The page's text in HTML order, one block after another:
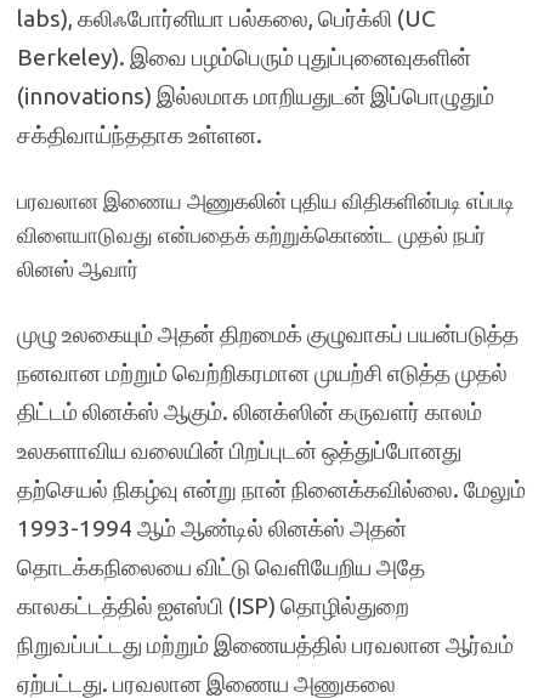
labs), கலிஃபோர்னியா பல்கலை, பெர்க்லி (UC
Berkeley). இவை பழம்பெரும் புதுப்புனைவுகளின்
(innovations) இல்லமாக மாறியதுடன் இப்பொழுதும்
சக்திவாய்ந்ததாக உள்ளன.
பரவலான இணைய அணுகலின் புதிய விதிகளின்படி எப்படி
விளையாடுவது என்பதைக் கற்றுக்கொண்ட முதல் நபர்
லினஸ் ஆவார்
முழு உலகையும் அதன் திறமைக் குழுவாகப் பயன்படுத்த
நனவான மற்றும் வெற்றிகரமான முயற்சி எடுத்த முதல்
திட்டம் லினக்ஸ் ஆகும். லினக்ஸின் கருவளர் காலம்
உலகளாவிய வலையின் பிறப்புடன் ஒத்துப்போனது
தற்செயல் நிகழ்வு என்று நான் நினைக்கவில்லை. மேலும்
1993-1994 ஆம் ஆண்டில் லினக்ஸ் அதன்
தொடக்கநிலையை விட்டு வெளியேறிய அதே
காலகட்டத்தில் ஐஎஸ்பி (ISP) தொழில்துறை
நிறுவப்பட்டது மற்றும் இணையத்தில் பரவலான ஆர்வம்
ஏற்பட்டது. பரவலான இணைய அணுகலை